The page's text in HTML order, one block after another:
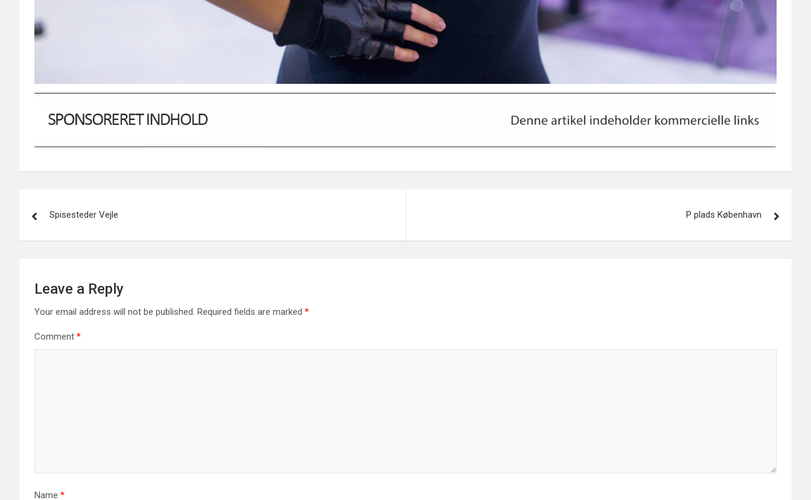
navigation
Spisesteder Vejle P plads København
Leave a Reply
Your email address will not be published. Required fields are marked *
Comment *
Name *